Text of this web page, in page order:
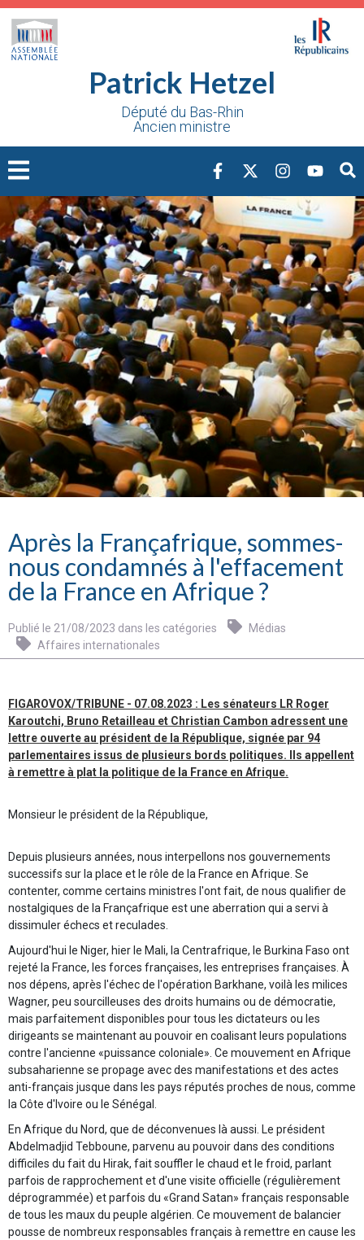
Patrick Hetzel
Député du Bas-Rhin
Ancien ministre
Après la Françafrique, sommes-
nous condamnés à l'effacement
de la France en Afrique ?
Publié le 21/08/2023 dans les catégories
Médias
Affaires internationales
FIGAROVOX/TRIBUNE - 07.08.2023 : Les sénateurs LR Roger
Karoutchi, Bruno Retailleau et Christian Cambon adressent une
lettre ouverte au président de la République, signée par 94
parlementaires issus de plusieurs bords politiques. Ils appellent
à remettre à plat la politique de la France en Afrique.
Monsieur le président de la République,
Depuis plusieurs années, nous interpellons nos gouvernements
successifs sur la place et le rôle de la France en Afrique. Se
contenter, comme certains ministres l'ont fait, de nous qualifier de
nostalgiques de la Françafrique est une aberration qui a servi à
dissimuler échecs et reculades.
Aujourd'hui le Niger, hier le Mali, la Centrafrique, le Burkina Faso ont
rejeté la France, les forces françaises, les entreprises françaises. À
nos dépens, après l'échec de l'opération Barkhane, voilà les milices
Wagner, peu sourcilleuses des droits humains ou de démocratie,
mais parfaitement disponibles pour tous les dictateurs ou les
dirigeants se maintenant au pouvoir en coalisant leurs populations
contre l'ancienne «puissance coloniale». Ce mouvement en Afrique
subsaharienne se propage avec des manifestations et des actes
anti-français jusque dans les pays réputés proches de nous, comme
la Côte d'Ivoire ou le Sénégal.
En Afrique du Nord, que de déconvenues là aussi. Le président
Abdelmadjid Tebboune, parvenu au pouvoir dans des conditions
difficiles du fait du Hirak, fait souffler le chaud et le froid, parlant
parfois de rapprochement et d'une visite officielle (régulièrement
déprogrammée) et parfois du «Grand Satan» français responsable
de tous les maux du peuple algérien. Ce mouvement de balancier
pousse de nombreux responsables français à remettre en cause les
Cookies management panel